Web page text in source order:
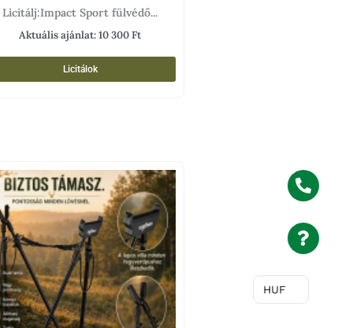
Licitálj:Impact Sport fülvédő...
Aktuális ajánlat:10 300Ft
Licitálok
HUF